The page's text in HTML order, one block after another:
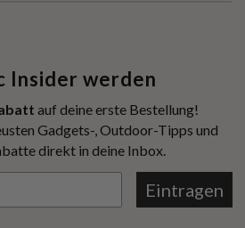
Insider werden
auf deine erste Bestellung!
Gadgets-, Outdoor-Tipps und
direkt in deine Inbox.
Eintragen